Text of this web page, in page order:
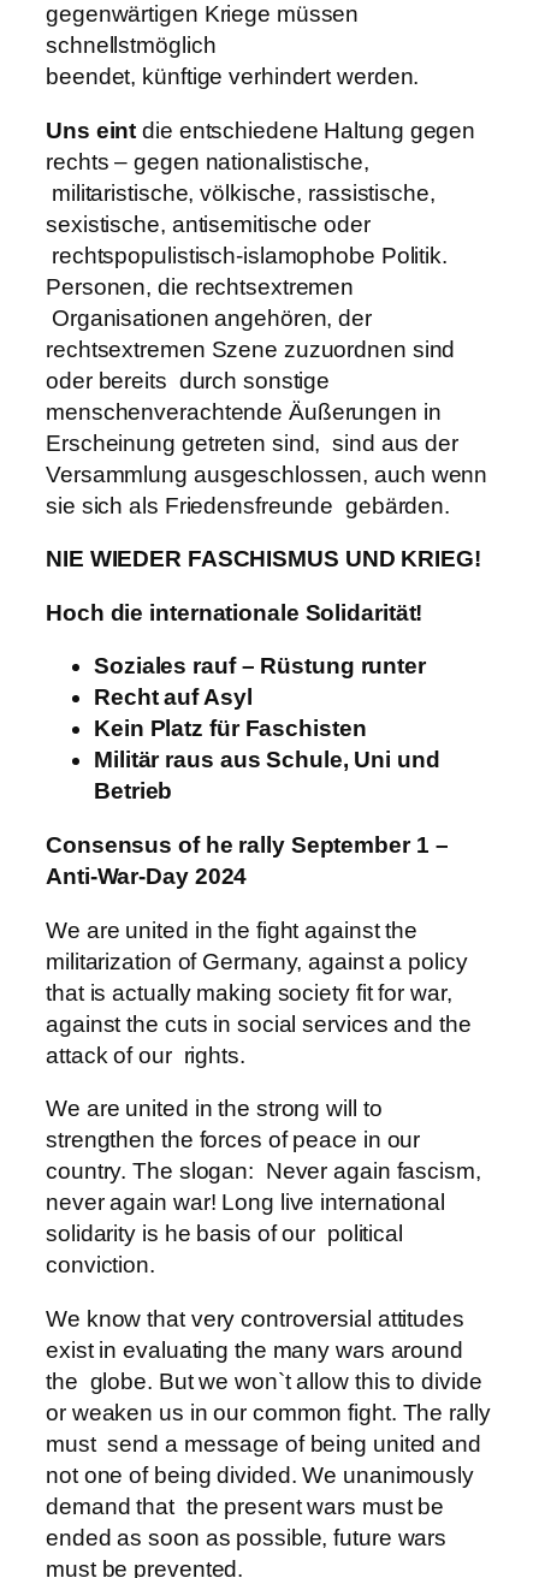
gegenwärtigen Kriege müssen
schnellstmöglich
beendet, künftige verhindert werden.
Uns eintdie entschiedene Haltung gegen
rechts – gegen nationalistische,
militaristische, völkische, rassistische,
sexistische, antisemitische oder
rechtspopulistisch-islamophobe Politik.
Personen, die rechtsextremen
Organisationen angehören, der
rechtsextremen Szene zuzuordnen sind
oder bereits durch sonstige
menschenverachtende Äußerungen in
Erscheinung getreten sind, sind aus der
Versammlung ausgeschlossen, auch wenn
sie sich als Friedensfreunde gebärden.
NIE WIEDER FASCHISMUS UND KRIEG!
Hoch die internationale Solidarität!
Soziales rauf – Rüstung runter
Recht auf Asyl
Kein Platz für Faschisten
Militär raus aus Schule, Uni und
Betrieb
Consensus of he rally September 1 –
Anti-War-Day 2024
We are united in the fight against the
militarization of Germany, against a policy
that is actually making society fit for war,
against the cuts in social services and the
attack of our rights.
We are united in the strong will to
strengthen the forces of peace in our
country. The slogan: Never again fascism,
never again war! Long live international
solidarity is he basis of our political
conviction.
We know that very controversial attitudes
exist in evaluating the many wars around
the globe. But we won`t allow this to divide
or weaken us in our common fight. The rally
must send a message of being united and
not one of being divided. We unanimously
demand that the present wars must be
ended as soon as possible, future wars
must be prevented.